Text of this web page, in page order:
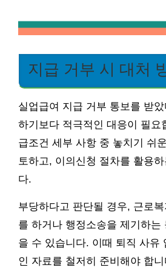
지급 거부 시 대처
실업급여 지급 거부 통보를 받
하기보다 적극적인 대응이 필요
급조건 세부 사항 중 놓치기 쉬
토하고, 이의신청 절차를 활용
다.
부당하다고 판단될 경우, 근로
를 하거나 행정소송을 제기하는
을 수 있습니다. 이때 퇴직 사유
인 자료를 철저히 준비해야 합니